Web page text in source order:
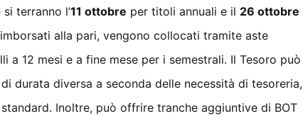
terranno l’11 ottobre per titoli annuali e il 26 ottobre
alla pari, vengono collocati tramite aste
a 12 mesi e a fine mese per i semestrali. Il Tesoro può
durata diversa a seconda delle necessità di tesoreria,
Inoltre, può offrire tranche aggiuntive di BOT